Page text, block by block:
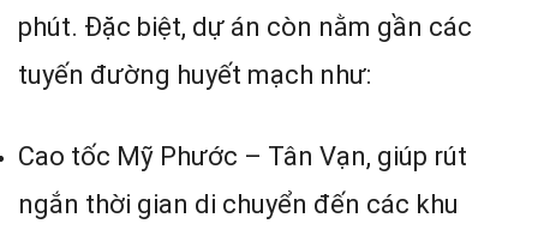
phút. Đặc biệt, dự án còn nằm gần các
tuyến đường huyết mạch như:
Cao tốc Mỹ Phước – Tân Vạn, giúp rút
ngắn thời gian di chuyển đến các khu